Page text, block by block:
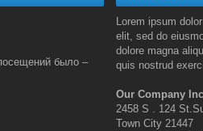
было –
Lorem ipsum
elit, sed do
dolore magna
quis nostrud
Our Company
2458 S . 124
Town City 21447